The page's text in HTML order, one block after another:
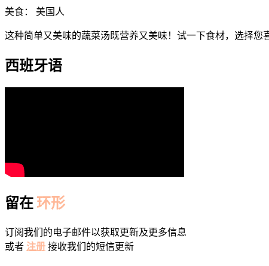
美食： 美国人
这种简单又美味的蔬菜汤既营养又美味！试一下食材，选择您
西班牙语
留在 环形
订阅我们的电子邮件以获取更新及更多信息
或者 注册 接收我们的短信更新